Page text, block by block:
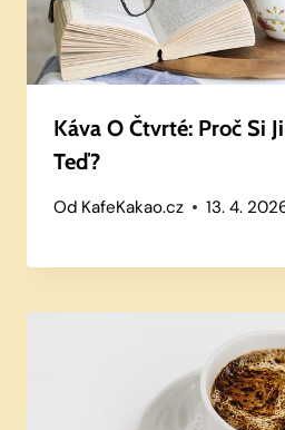
Káva O Čtvrté: Proč Si
Teď?
Od KafeKakao.cz 13. 4.